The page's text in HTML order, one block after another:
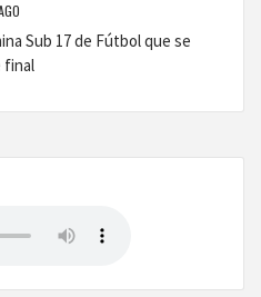
Sub 17 de Fútbol que se
final